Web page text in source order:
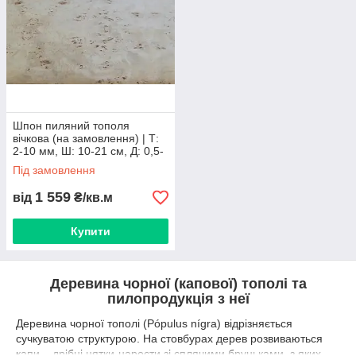
Варіанти доставки: самовивіз зі складу, відправка по Україні
транспортними компаніями.
Пиляний шпон із тополі вічкової відвантажується після
Розміри пачок ламелі уточнить менеджер.
Шпон пиляний тополя
вічкова (на замовлення) | Т:
2-10 мм, Ш: 10-21 см, Д: 0,5-
3,5 м
Під замовлення
від 1 559 ₴/кв.м
Купити
Деревина чорної (капової) тополі та
пилопродукція з неї
Деревина чорної тополі (Pópulus nígra) відрізняється
сучкуватою структурою. На стовбурах дерев розвиваються
капи – дрібні цятки-нарости зі сплячими бруньками, з яких